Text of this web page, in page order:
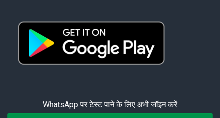
WhatsApp पर टेस्ट पाने के लिए अभी जॉइन करें